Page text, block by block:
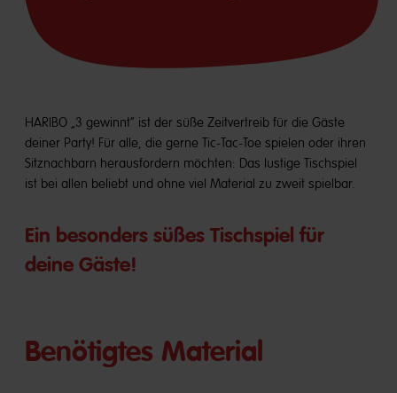
HARIBO „3 gewinnt“ ist der süße Zeitvertreib für die Gäste
deiner Party! Für alle, die gerne Tic-Tac-Toe spielen oder ihren
Sitznachbarn herausfordern möchten: Das lustige Tischspiel
ist bei allen beliebt und ohne viel Material zu zweit spielbar.
Ein besonders süßes Tischspiel für
deine Gäste!
Benötigtes Material